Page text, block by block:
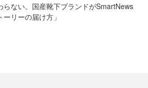
らない。国産靴下ブランドがSmartNews
リーの届け方」